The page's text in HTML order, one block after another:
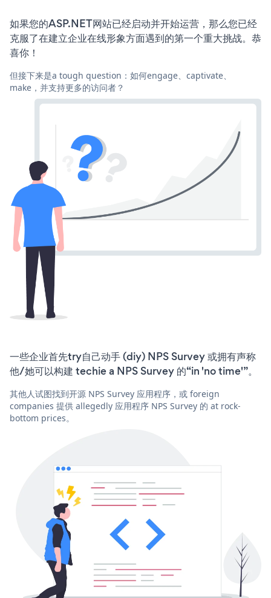
如果您的ASP.NET网站已经启动并开始运营，那么您已经
克服了在建立企业在线形象方面遇到的第一个重大挑战。恭
喜你！
但接下来是a tough question：如何engage、captivate、
make，并支持更多的访问者？
一些企业首先try自己动手 (diy) NPS Survey 或拥有声称
他/她可以构建 techie a NPS Survey 的“in 'no time'”。
其他人试图找到开源 NPS Survey 应用程序，或 foreign
companies 提供 allegedly 应用程序 NPS Survey 的 at rock-
bottom prices。